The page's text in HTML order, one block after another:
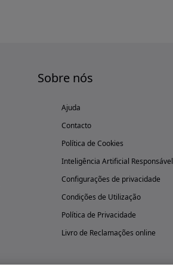
Sobre nós
Ajuda
Contacto
Política de Cookies
Inteligência Artificial Responsável
Configurações de privacidade
Condições de Utilização
Política de Privacidade
Livro de Reclamações online